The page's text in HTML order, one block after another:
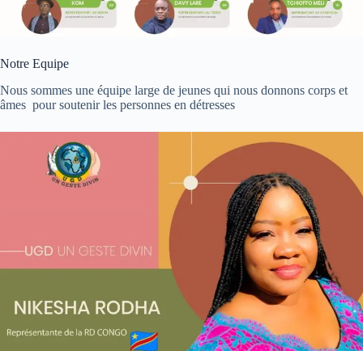
Notre Equipe
Nous sommes une équipe large de jeunes qui nous donnons corps et
âmes pour soutenir les personnes en détresses